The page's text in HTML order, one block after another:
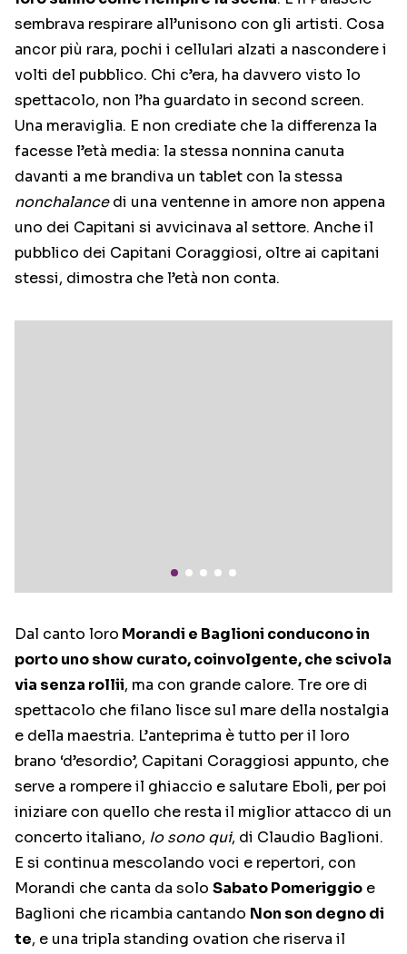
sembrava respirare all’unisono con gli artisti. Cosa
ancor più rara, pochi i cellulari alzati a nascondere i
volti del pubblico. Chi c’era, ha davvero visto lo
spettacolo, non l’ha guardato in second screen.
Una meraviglia. E non crediate che la differenza la
facesse l’età media: la stessa nonnina canuta
davanti a me brandiva un tablet con la stessa
nonchalancedi una ventenne in amore non appena
uno dei Capitani si avvicinava al settore. Anche il
pubblico dei Capitani Coraggiosi, oltre ai capitani
stessi, dimostra che l’età non conta.
Dal canto loro Morandi e Baglioni conducono in
porto uno show curato, coinvolgente, che scivola
via senza rollii, ma con grande calore. Tre ore di
spettacolo che filano lisce sul mare della nostalgia
e della maestria. L’anteprima è tutto per il loro
brano ‘d’esordio’, Capitani Coraggiosi appunto, che
serve a rompere il ghiaccio e salutare Eboli, per poi
iniziare con quello che resta il miglior attacco di un
concerto italiano, Io sono qui, di Claudio Baglioni.
E si continua mescolando voci e repertori, con
Morandi che canta da solo Sabato Pomeriggio e
Baglioni che ricambia cantando Non son degno di
te, e una tripla standing ovation che riserva il